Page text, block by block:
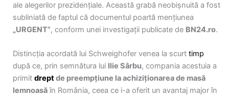
ale alegerilor prezidențiale. Această grabă neobișnuită a fost
subliniată de faptul că documentul poartă mențiunea
„URGENT”, conform unei investigații publicate de BN24.ro.
Distincția acordată lui Schweighofer venea la scurt timp
după ce, prin semnătura lui Ilie Sârbu, compania acestuia a
primit dreptde preempțiune la achiziționarea de masă
lemnoasă în România, ceea ce i-a oferit un avantaj major în